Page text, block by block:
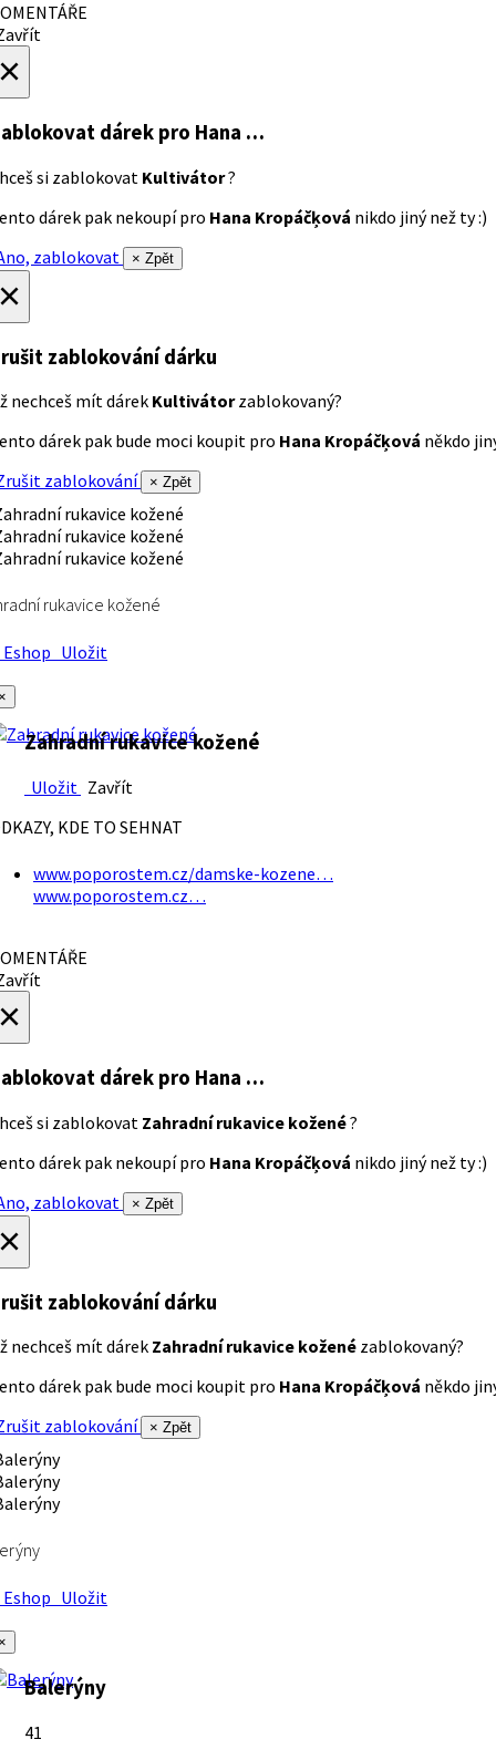
dárek pro Hana …
si zablokovat Kultivátor?
dárek pak nekoupí pro Hana Kropáčķová nikdo jiný než ty :)
zablokovat
× Zpět
zablokování dárku
nechceš mít dárek Kultivátorzablokovaný?
dárek pak bude moci koupit pro Hana Kropáčķová někdo
zablokování
× Zpět
rukavice kožené
Uložit
Zahradní rukavice kožené
Uložit Zavřít
KDE TO SEHNAT
www.poporostem.cz/damske-kozene…
www.poporostem.cz…
dárek pro Hana …
si zablokovat Zahradní rukavice kožené?
dárek pak nekoupí pro Hana Kropáčķová nikdo jiný než ty :)
zablokovat
× Zpět
zablokování dárku
nechceš mít dárek Zahradní rukavice kožené zablokovaný?
dárek pak bude moci koupit pro Hana Kropáčķová někdo
zablokování
× Zpět
Uložit
Balerýny
41